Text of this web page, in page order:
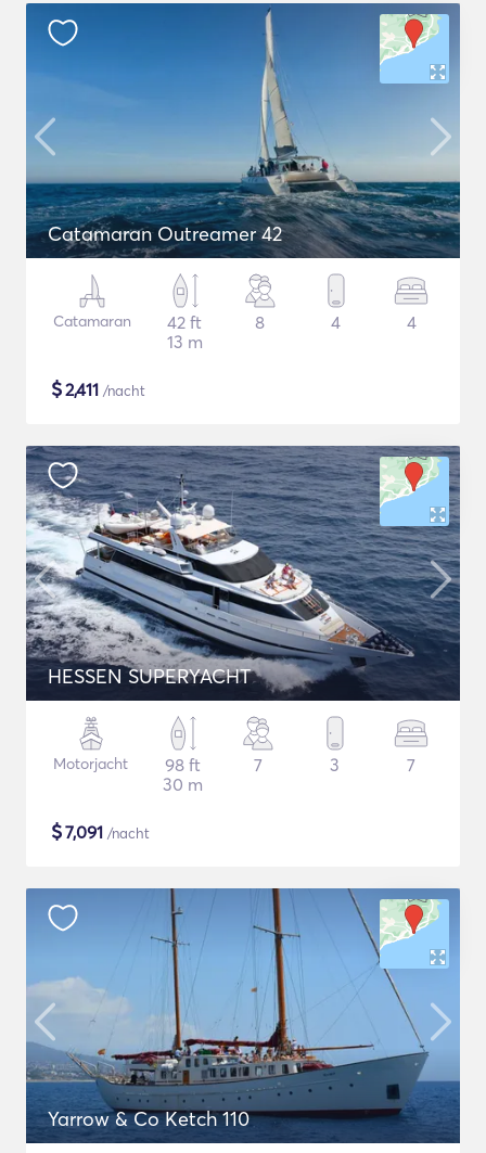
Catamaran Outreamer 42
Catamaran
42 ft
13 m
8 4 4
$2,411 /nacht
HESSEN SUPERYACHT
Motorjacht
98 ft
30 m
7 3 7
$7,091 /nacht
Yarrow & Co Ketch 110